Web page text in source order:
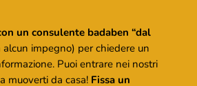
un consulente badaben “dal
alcun impegno) per chiedere un
Puoi entrare nei nostri
muoverti da casa! Fissa un